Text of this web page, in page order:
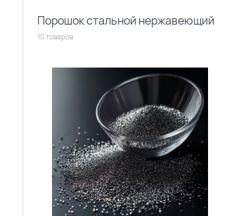
Порошок стальной нержавеющий
10 товаров